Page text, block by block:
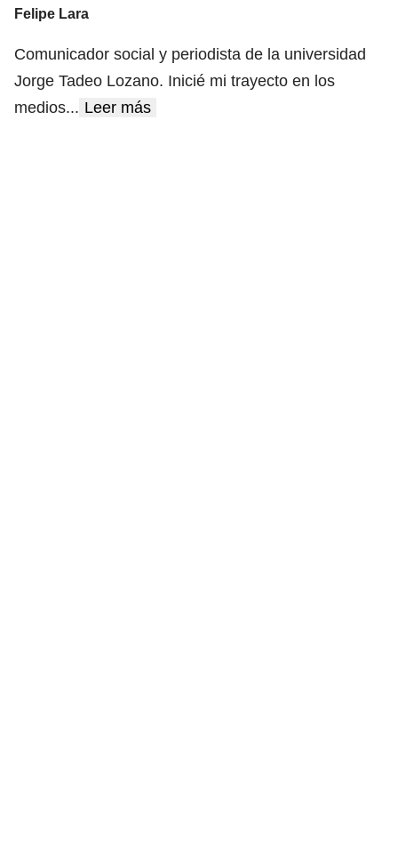
Felipe Lara
Comunicador social y periodista de la universidad
Jorge Tadeo Lozano. Inicié mi trayecto en los
medios... Leer más